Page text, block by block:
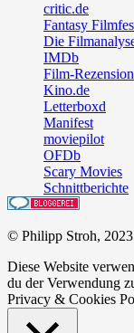
critic.de
Fantasy
Die
IMDb
Film-
Kino.de
Letterboxd
Manifest
moviepilot
OFDb
Scary Movies
Schnittberichte
© Philipp Stroh, 2023
Diese Website
du der Verwendung
Privacy & Cookies